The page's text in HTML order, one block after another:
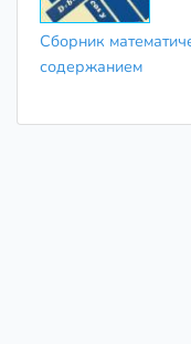
Сборник
содержанием